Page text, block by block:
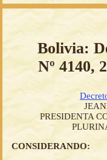
Bolivia:
Nº 4140,
PRESIDENTA
CONSIDERANDO: